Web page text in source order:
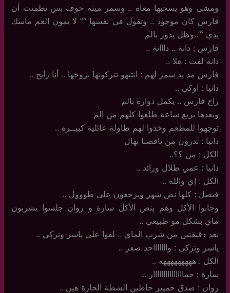
ومشى وهو يسحبها معاه .. وسمر ميته خوف بس تطمنت أن
فارس كان موجود .. وتقول في نفسها “” لا يمون العم ماسك
يدي “”..وظل يدور بالم
فارس : دانة .. دااانة ..
دانة لفت : هلا ..
فارس مد يد سمر لهم : انتبهو تتركونها بروحها .. أنا رايح ..
دانيا : اوكي ..
راح فارس .. يكمل دوارة بالم
وبعدها بربع ساعة طلعوا كلهم من الم
توجهوا للمطعم وخذوا لهم طاولة عائلية كبيــرة ..
دانيا : تدرون من ناقصنا بهال
الكل : من ؟؟..
دانيا : عمي طلال ورائد ..
الكل : إي والله ..
فيصل : كلها نص شهر ويرجعون على طووول ..
وجابوا الأكل وهم بنص الأكل سارة و روان جلسوا يشربون
ماي بشكل مو طبيعي ..
بعد دقيقتين من شرب الماي .. لفوا على ياسر وتركي ..
ياسر وتركي : واااااااحد صفر ..
الكل : هههههههههه ..
سارة : حمااااااااااااااار ..
روان : صدق حميير حاطين الشطة الحارة هين ..